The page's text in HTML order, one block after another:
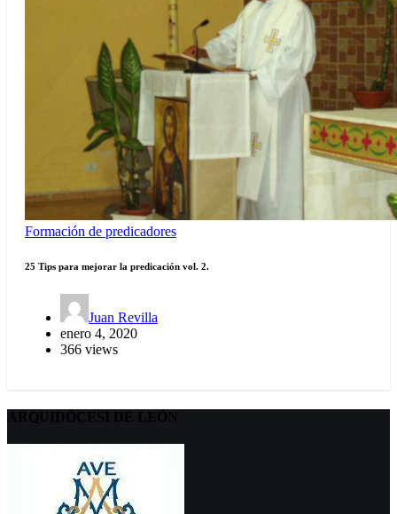
Formación de predicadores
25 Tips para mejorar la predicación vol. 2.
Juan Revilla
enero 4, 2020
366 views
ARQUIDÖCESI DE LEÓN